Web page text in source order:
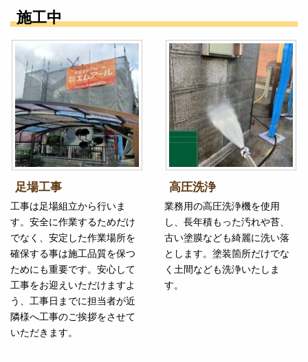
施工中
足場工事
工事は足場組立から行いま
す。安全に作業するためだけ
でなく、安定した作業場所を
確保する事は施工品質を保つ
ためにも重要です。安心して
工事をお迎えいただけますよ
う、工事日までに担当者が近
隣様へ工事のご挨拶をさせて
いただきます。
高圧洗浄
業務用の高圧洗浄機を使用
し、長年積もった汚れや苔、
古い塗膜なども綺麗に洗い落
とします。塗装箇所だけでな
く土間なども洗浄いたしま
す。